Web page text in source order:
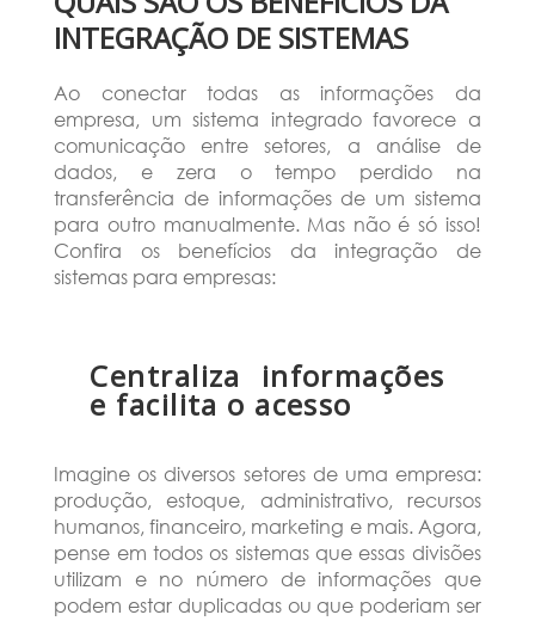
INTEGRAÇÃO DE SISTEMAS
Ao conectar todas as informações da
empresa, um sistema integrado favorece a
comunicação entre setores, a análise de
dados, e zera o tempo perdido na
transferência de informações de um sistema
para outro manualmente. Mas não é só isso!
Confira os benefícios da integração de
sistemas para empresas:
Centraliza informações
e facilita o acesso
Imagine os diversos setores de uma empresa:
produção, estoque, administrativo, recursos
humanos, financeiro, marketing e mais. Agora,
pense em todos os sistemas que essas divisões
utilizam e no número de informações que
podem estar duplicadas ou que poderiam ser